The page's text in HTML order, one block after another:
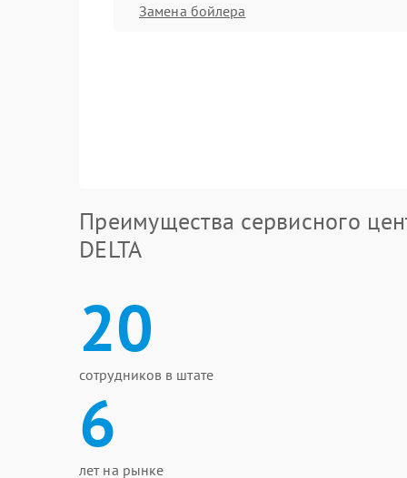
Замена бойлера
Преимущества сервисного
DELTA
20
сотрудников в штате
6
лет на рынке